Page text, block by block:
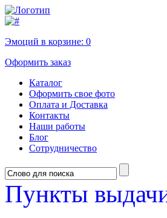
Эмоций в корзине: 0
Оформить заказ
Каталог
Оформить свое фото
Оплата и Доставка
Контакты
Наши работы
Блог
Сотрудничество
Пункты